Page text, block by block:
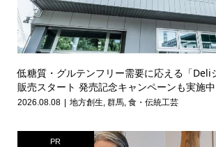
低糖質・グルテンフリー需要に応える「Deli
販売スタート 発売記念キャンペーンも実施中
2026.08.08 地方創生, 群馬, 食・伝統工芸
PR